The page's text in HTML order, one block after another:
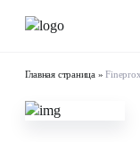
Главная страница»